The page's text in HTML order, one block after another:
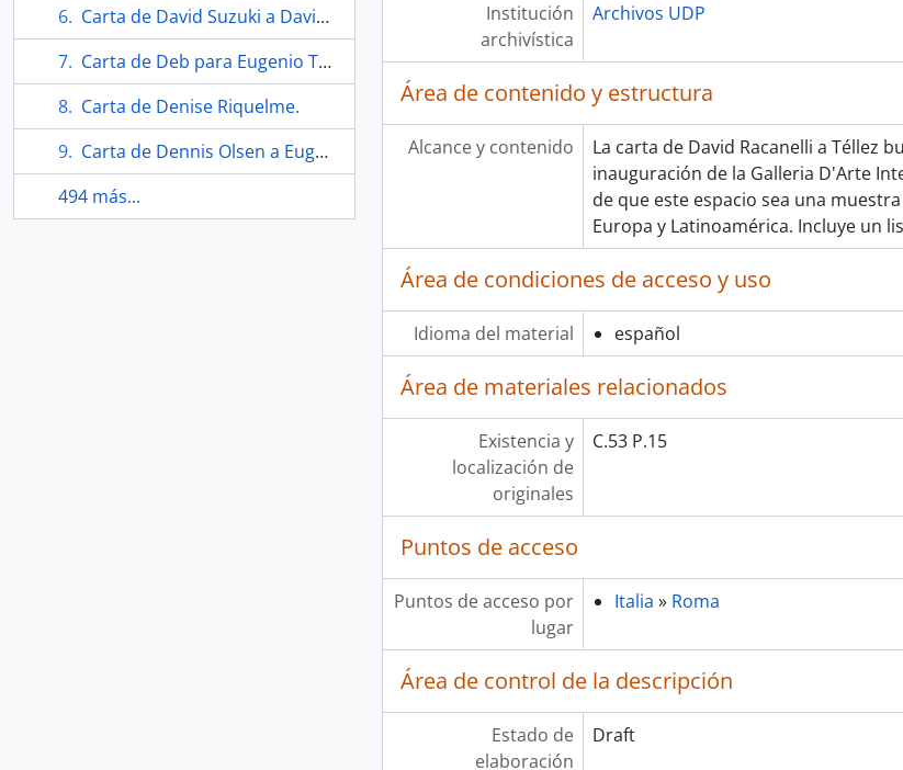
Carta de David Suzuki a David Fulton
Carta de Deb para Eugenio Téllez.
Carta de Denise Riquelme.
Carta de Dennis Olsen a Eugenio Téllez.
494 más...
Institución
archivística
Archivos UDP
Área de contenido y estructura
Alcance y contenido
La carta de David Racanelli a Téllez
inauguración de la Galleria D'Arte
de que este espacio sea una
Europa y Latinoamérica. Incluye un
Área de condiciones de acceso y uso
Idioma del material español
Área de materiales relacionados
Existencia y
localización de
originales
C.53 P.15
Puntos de acceso
Puntos de acceso por
lugar
Italia » Roma
Área de control de la descripción
Estado de
elaboración
Draft